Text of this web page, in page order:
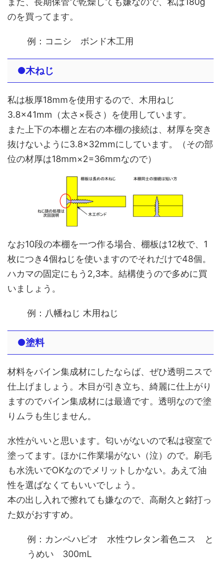
のを買ってます。
例：コニシ ボンド木工用
●木ねじ
私は板厚18mmを使用するので、木用ねじ
3.8×41mm（太さ×長さ）を使用しています。
また上下の本棚と左右の本棚の接続は、材厚を突き
抜けないように3.8×32mmにしています。（その部
位の材厚は18mm×2=36mmなので）
なお10段の本棚を一つ作る場合、棚板は12枚で、1
枚につき4個ねじを使いますのでそれだけで48個。
ハカマの固定にもう2,3本。結構使うので多めに買
いましょう。
例：八幡ねじ 木用ねじ
●塗料
材料をパイン集成材にしたならば、ぜひ透明ニスで
仕上げましょう。木目が引き立ち、綺麗に仕上がり
ますのでパイン集成材には最適です。透明なので塗
りムラも生じません。
水性がいいと思います。匂いがないので私は寝室で
塗ってます。ほかに作業場がない（泣）ので。刷毛
も水洗いでOKなのでメリットしかない。あえて油
性を選ばなくてもいいでしょう。
本の出し入れで擦れても嫌なので、高耐久と銘打っ
た奴がおすすめ。
例：カンペハピオ 水性ウレタン着色ニス と
うめい 300mL